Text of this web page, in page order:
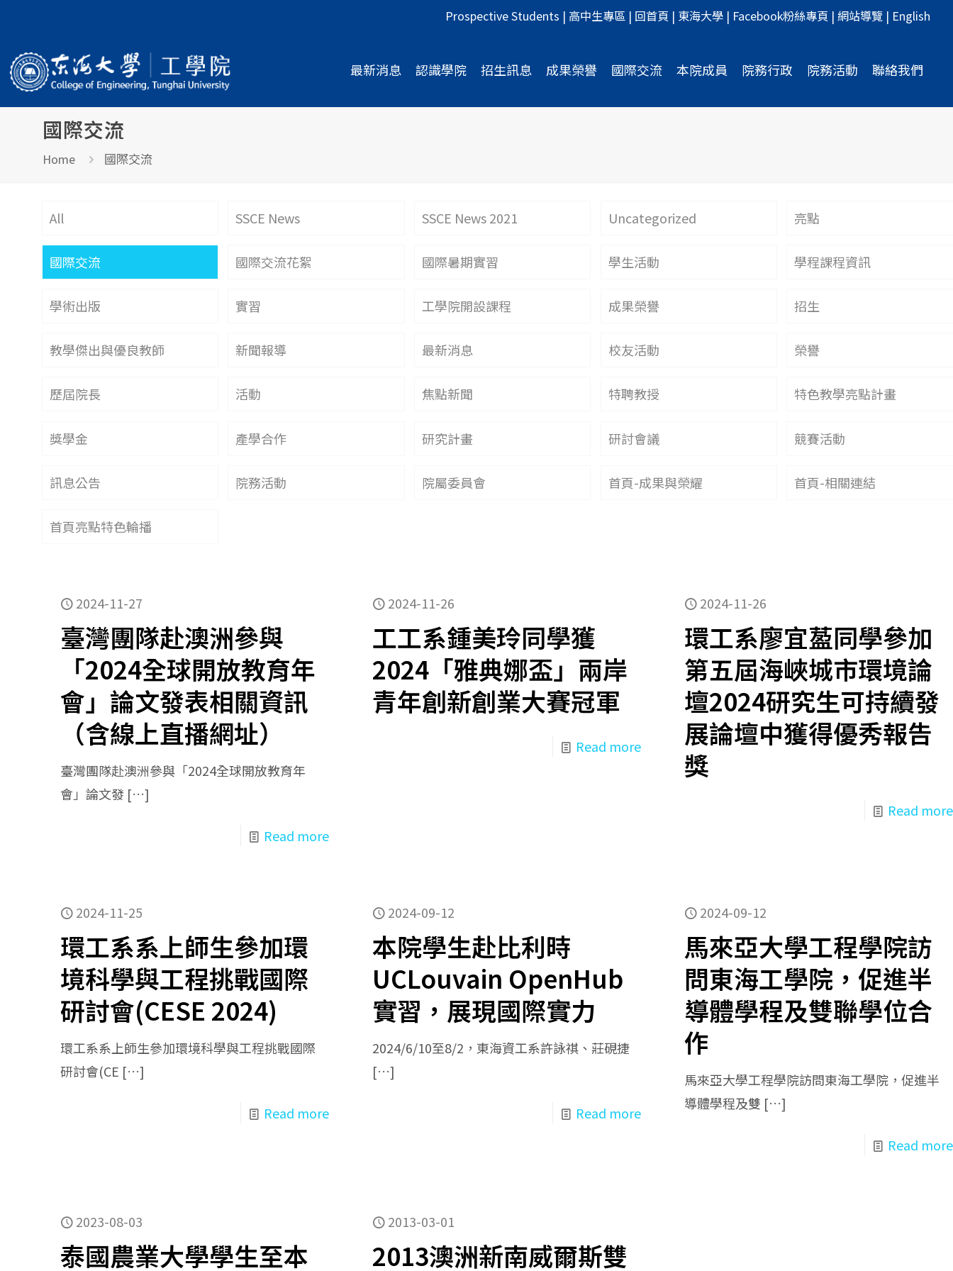
Prospective Students | 高中生專區 | 回首頁 | 東海大學 | Facebook粉絲專頁 | 網站導覽 | English
最新消息 認識學院 招生訊息 成果榮譽 國際交流 本院成員 院務行政 院務活動 聯絡我們
國際交流
Home 國際交流
All SSCE News SSCE News 2021 Uncategorized 亮點
國際交流 國際交流花絮 國際暑期實習 學生活動 學程課程資訊
學術出版 實習 工學院開設課程 成果榮譽 招生
教學傑出與優良教師 新聞報導 最新消息 校友活動 榮譽
歷屆院長 活動 焦點新聞 特聘教授 特色教學亮點計畫
獎學金 產學合作 研究計畫 研討會議 競賽活動
訊息公告 院務活動 院屬委員會 首頁-成果與榮耀 首頁-相關連結
首頁亮點特色輪播
2024-11-27
臺灣團隊赴澳洲參與
「2024全球開放教育年
會」論文發表相關資訊
（含線上直播網址）
臺灣團隊赴澳洲參與「2024全球開放教育年
會」論文發 […]
Read more
2024-11-26
工工系鍾美玲同學獲
2024「雅典娜盃」兩岸
青年創新創業大賽冠軍
Read more
2024-11-26
環工系廖宜萾同學參加
第五屆海峽城市環境論
壇2024研究生可持續發
展論壇中獲得優秀報告
獎
Read more
2024-11-25
環工系系上師生參加環
境科學與工程挑戰國際
研討會(CESE 2024)
環工系系上師生參加環境科學與工程挑戰國際
研討會(CE […]
Read more
2024-09-12
本院學生赴比利時
UCLouvain OpenHub
實習，展現國際實力
2024/6/10至8/2，東海資工系許詠祺、莊硯捷
[…]
Read more
2024-09-12
馬來亞大學工程學院訪
問東海工學院，促進半
導體學程及雙聯學位合
作
馬來亞大學工程學院訪問東海工學院，促進半
導體學程及雙 […]
Read more
2023-08-03
泰國農業大學學生至本
2013-03-01
2013澳洲新南威爾斯雙